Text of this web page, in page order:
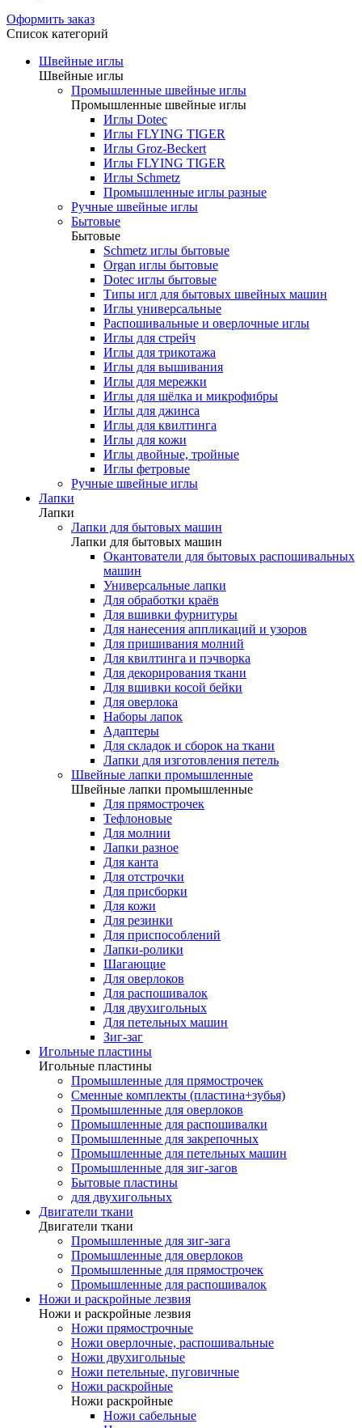
Оформить заказ
Список категорий
Швейные иглы
Швейные иглы
Промышленные швейные иглы
Промышленные швейные иглы
Иглы Dotec
Иглы FLYING TIGER
Иглы Groz-Beckert
Иглы FLYING TIGER
Иглы Schmetz
Промышленные иглы разные
Ручные швейные иглы
Бытовые
Бытовые
Schmetz иглы бытовые
Organ иглы бытовые
Dotec иглы бытовые
Типы игл для бытовых швейных машин
Иглы универсальные
Распошивальные и оверлочные иглы
Иглы для стрейч
Иглы для трикотажа
Иглы для вышивания
Иглы для мережки
Иглы для шёлка и микрофибры
Иглы для джинса
Иглы для квилтинга
Иглы для кожи
Иглы двойные, тройные
Иглы фетровые
Ручные швейные иглы
Лапки
Лапки
Лапки для бытовых машин
Лапки для бытовых машин
Окантователи для бытовых распошивальных
машин
Универсальные лапки
Для обработки краёв
Для вшивки фурнитуры
Для нанесения аппликаций и узоров
Для пришивания молний
Для квилтинга и пэчворка
Для декорирования ткани
Для вшивки косой бейки
Для оверлока
Наборы лапок
Адаптеры
Для складок и сборок на ткани
Лапки для изготовления петель
Швейные лапки промышленные
Швейные лапки промышленные
Для прямострочек
Тефлоновые
Для молнии
Лапки разное
Для канта
Для отстрочки
Для присборки
Для кожи
Для резинки
Для приспособлений
Лапки-ролики
Шагающие
Для оверлоков
Для распошивалок
Для двухигольных
Для петельных машин
Зиг-заг
Игольные пластины
Игольные пластины
Промышленные для прямострочек
Сменные комплекты (пластина+зубья)
Промышленные для оверлоков
Промышленные для распошивалки
Промышленные для закрепочных
Промышленные для петельных машин
Промышленные для зиг-загов
Бытовые пластины
для двухигольных
Двигатели ткани
Двигатели ткани
Промышленные для зиг-зага
Промышленные для оверлоков
Промышленные для прямострочек
Промышленные для распошивалок
Ножи и раскройные лезвия
Ножи и раскройные лезвия
Ножи прямострочные
Ножи оверлочные, распошивальные
Ножи двухигольные
Ножи петельные, пуговичные
Ножи раскройные
Ножи раскройные
Ножи сабельные